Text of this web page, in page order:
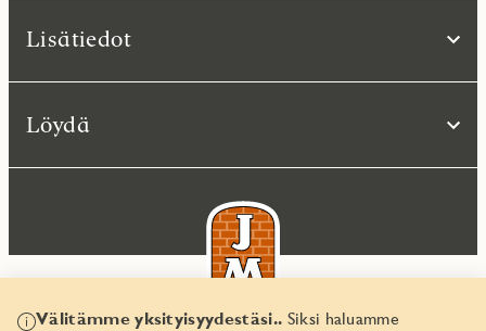
Välitämme yksityisyydestäsi.. Siksi haluamme
Lisätiedot
Löydä